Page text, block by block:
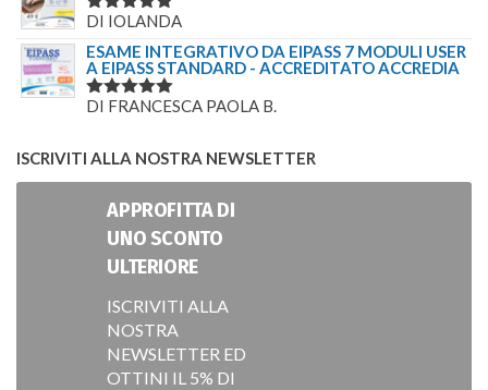
VALUTATO
DI IOLANDA
ESAME INTEGRATIVO DA EIPASS 7 MODULI USER
A EIPASS STANDARD - ACCREDITATO ACCREDIA
VALUTATO
DI FRANCESCA PAOLA B.
ISCRIVITI ALLA NOSTRA NEWSLETTER
APPROFITTA DI
UNO SCONTO
ULTERIORE
ISCRIVITI ALLA
NOSTRA
NEWSLETTER ED
OTTINI IL 5% DI